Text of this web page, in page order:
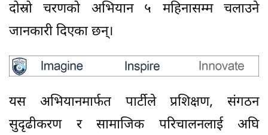
दोस्रो चरणको अभियान ५ महिनासम्म चलाउने
जानकारी दिएका छन्।
यस अभियानमार्फत पार्टीले प्रशिक्षण, संगठन
सुदृढीकरण र सामाजिक परिचालनलाई अघि